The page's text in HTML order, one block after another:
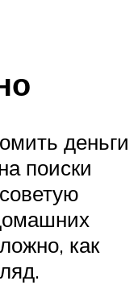
деньги
поиски
как